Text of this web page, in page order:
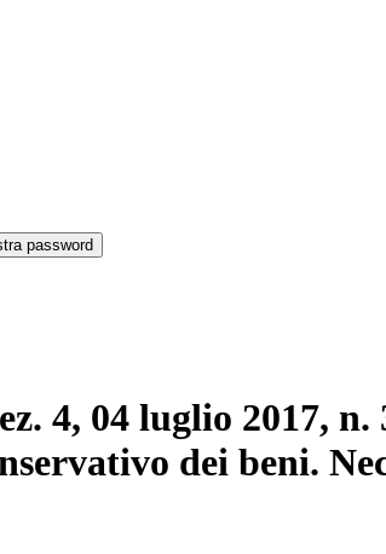
password
4, 04 luglio 2017,
dei beni.